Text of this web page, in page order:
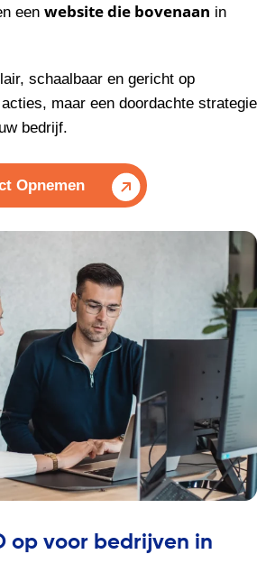
een website die bovenaan in
schaalbaar en gericht op
maar een doordachte strategie
bedrijf.
Opnemen
op voor bedrijven in